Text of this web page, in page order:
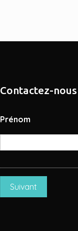
Contactez-nous
Prénom